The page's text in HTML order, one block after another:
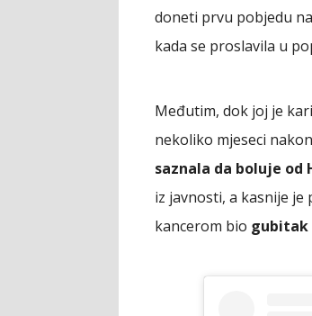
doneti prvu pobjedu
kada se proslavila u
Međutim, dok joj je
nekoliko mjeseci
saznala da boluje
iz javnosti, a kasnije
kancerom bio gubitak